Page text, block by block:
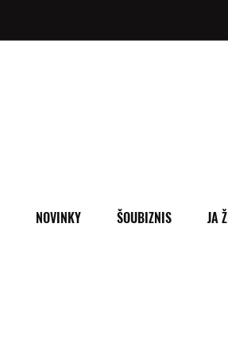
NOVINKY ŠOUBIZNIS JA